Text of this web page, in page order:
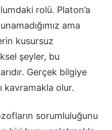
rolü. Platon’a
ama
kusursuz
şeyler, bu
Gerçek bilgiye
kavramakla olur.
sorumluluğunu